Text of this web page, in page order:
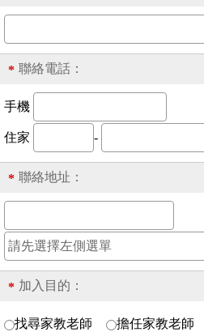
* 聯絡電話：
手機
住家 -
* 聯絡地址：
* 加入目的：
找尋家教老師 擔任家教老師